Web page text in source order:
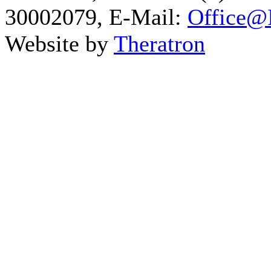
30002079, E-Mail:
Website by Theratron